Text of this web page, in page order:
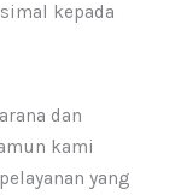
kepada
dan
kami
yang